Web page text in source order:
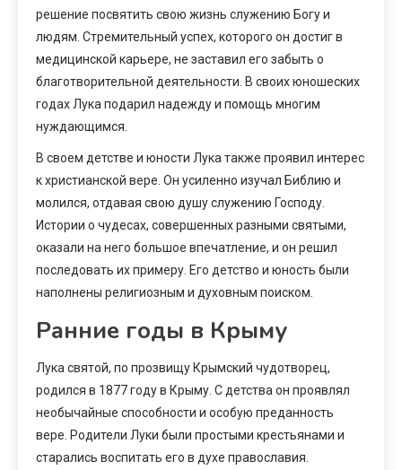
решение посвятить свою жизнь служению Богу и
людям. Стремительный успех, которого он достиг в
медицинской карьере, не заставил его забыть о
благотворительной деятельности. В своих юношеских
годах Лука подарил надежду и помощь многим
нуждающимся.
В своем детстве и юности Лука также проявил интерес
к христианской вере. Он усиленно изучал Библию и
молился, отдавая свою душу служению Господу.
Истории о чудесах, совершенных разными святыми,
оказали на него большое впечатление, и он решил
последовать их примеру. Его детство и юность были
наполнены религиозным и духовным поиском.
Ранние годы в Крыму
Лука святой, по прозвищу Крымский чудотворец,
родился в 1877 году в Крыму. С детства он проявлял
необычайные способности и особую преданность
вере. Родители Луки были простыми крестьянами и
старались воспитать его в духе православия.